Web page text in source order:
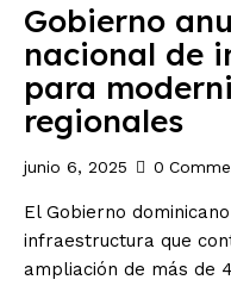
Gobierno
nacional de
para
regionales
junio 6, 2025 0
El Gobierno
infraestructura que
ampliación de más de